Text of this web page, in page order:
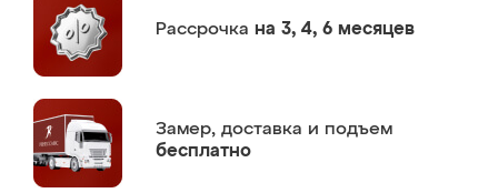
Рассрочка на 3, 4, 6 месяцев
Замер, доставка и подъем
бесплатно